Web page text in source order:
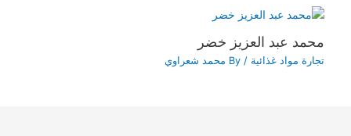
محمد عبد العزيز خضر
تجارة مواد غذائية / By محمد شعراوي